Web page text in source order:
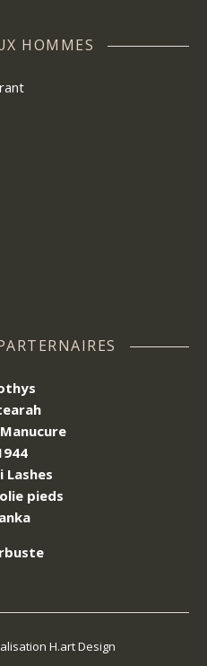
HOMMES
Lashes
pieds
H.art Design